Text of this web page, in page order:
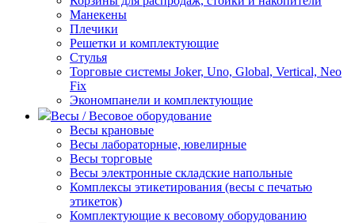
Манекены
Плечики
Решетки и комплектующие
Стулья
Торговые системы Joker, Uno, Global, Vertical, Neo
Fix
Экономпанели и комплектующие
Весы / Весовое оборудование
Весы крановые
Весы лабораторные, ювелирные
Весы торговые
Весы электронные складские напольные
Комплексы этикетирования (весы с печатью
этикеток)
Комплектующие к весовому оборудованию